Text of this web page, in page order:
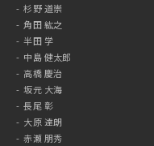
杉野 道崇
角田 紘之
半田 学
中島 健太郎
高橋 慶治
坂元 大海
長尾 彰
大原 達朗
赤瀬 朋秀